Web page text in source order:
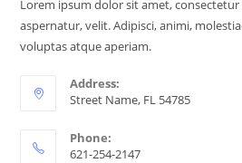
Lorem ipsum dolor sit amet,
aspernatur, velit. Adipisci, animi,
voluptas atque aperiam.
Address:
Street Name, FL 54785
Phone:
621-254-2147